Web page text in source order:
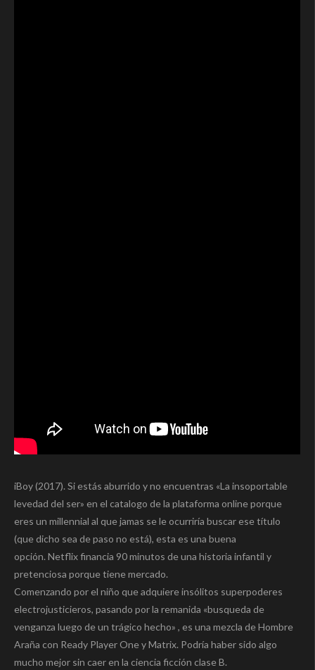
iBoy (2017). Si estás aburrido y no encuentras «La insoportable
levedad del ser» en el catalogo de la plataforma online porque
eres un millennial al que jamas se le ocurriría buscar ese título
(que dicho sea de paso no está), esta es una buena
opción. Netflix financia 90 minutos de una historia infantil y
pretenciosa porque tiene mercado.
Comenzando por el niño que adquiere insólitos superpoderes
electrojusticieros, pasando por la remanida «busqueda de
venganza luego de un trágico hecho» , es una mezcla de Hombre
Araña con Ready Player One y Matrix. Podría haber sido algo
mucho mejor sin caer en la ciencia ficción clase B.